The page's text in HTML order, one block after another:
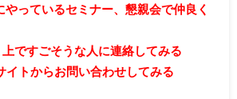
やっているセミナー、懇親会で仲良く
上ですごそうな人に連絡してみる
イトからお問い合わせしてみる